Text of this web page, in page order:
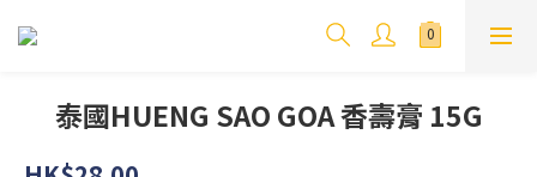
泰國HUENG SAO GOA 香壽膏 15G